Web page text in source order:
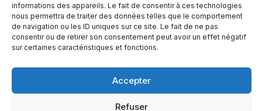
informations des appareils. Le fait de consentir à ces technologies
nous permettra de traiter des données telles que le comportement
de navigation ou les ID uniques sur ce site. Le fait de ne pas
consentir ou de retirer son consentement peut avoir un effet négatif
sur certaines caractéristiques et fonctions.
Accepter
Refuser
© Copyright 2026 – Altomédia Inc |
Ce site internet a été conçu et développé par Chameleon Ideas